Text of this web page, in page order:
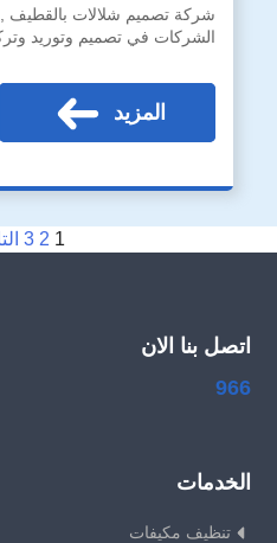
شركة تصميم شلالات
الشركات في تصميم وتوريد
المزيد
1
2
3
اتصل بنا الان
966
الخدمات
تنظيف مكيفات